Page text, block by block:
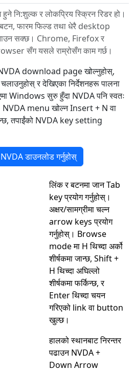
नि:शुल्क र लोकप्रिय स्क्रिन रिडर हो।
फारम फिल्ड तथा धेरै desktop
सक्छ। Chrome, Firefox र
सँग यसले राम्रोसँग काम गर्छ।
download page खोल्नुहोस्,
र देखिएका निर्देशनहरू पालना
Windows सुरु हुँदा NVDA पनि स्वतः
NVDA menu खोल्न Insert + N वा
तपाईंको NVDA key setting
डाउनलोड गर्नुहोस्
लिंक र बटनमा जान Tab
key प्रयोग गर्नुहोस्।
अक्षर/सामग्रीमा चल्न
arrow keys प्रयोग
गर्नुहोस्। Browse
mode मा H थिच्दा अर्को
शीर्षकमा जान्छ, Shift +
H थिच्दा अघिल्लो
शीर्षकमा फर्किन्छ, र
Enter थिच्दा चयन
गरिएको link वा button
खुल्छ।
हालको स्थानबाट निरन्तर
पढाउन NVDA +
Down Arrow